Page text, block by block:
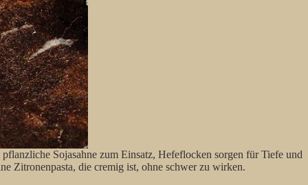
Sojasahne zum Einsatz, Hefeflocken sorgen für Tiefe und
Zitronenpasta, die cremig ist, ohne schwer zu wirken.